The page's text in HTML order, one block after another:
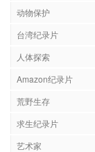
动物保护
台湾纪录片
人体探索
Amazon纪录片
荒野生存
求生纪录片
艺术家